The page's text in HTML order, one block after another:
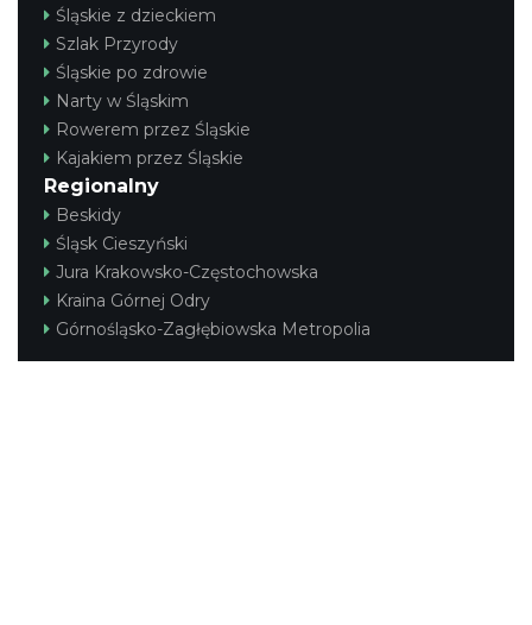
Śląskie z dzieckiem
Szlak Przyrody
Śląskie po zdrowie
Narty w Śląskim
Rowerem przez Śląskie
Kajakiem przez Śląskie
Regionalny
Beskidy
Śląsk Cieszyński
Jura Krakowsko-Częstochowska
Kraina Górnej Odry
Górnośląsko-Zagłębiowska Metropolia